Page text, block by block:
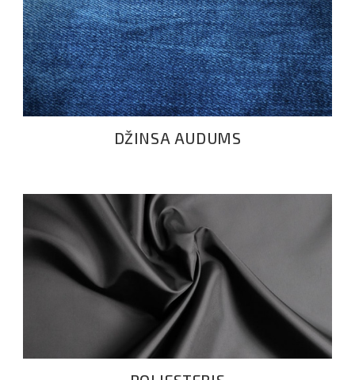
DŽINSA AUDUMS
DŽINSA AUDUMS
POLIESTERIS